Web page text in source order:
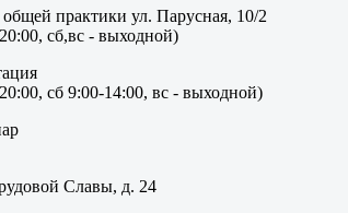
практики ул. Парусная, 10/2
сб,вс - выходной)
сб 9:00-14:00, вс - выходной)
Славы, д. 24